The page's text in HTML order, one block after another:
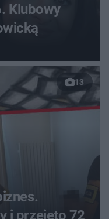
Klubowy
13